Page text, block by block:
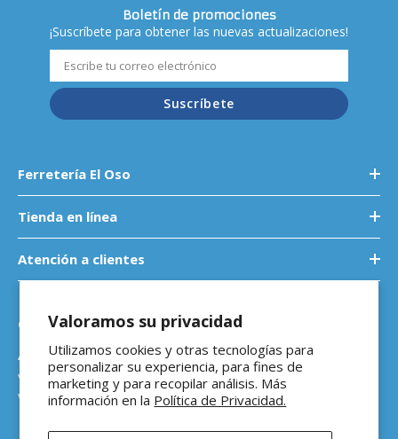
Valoramos su privacidad
Utilizamos cookies y otras tecnologías para
personalizar su experiencia, para fines de
marketing y para recopilar análisis. Más
información en la Política de Privacidad.
Boletín de promociones
¡Suscríbete para obtener las nuevas actualizaciones!
Suscríbete
Ferretería El Oso
Tienda en línea
Atención a clientes
Contáctanos
Atención a empresas
ventasb2b@ferreteriaeloso.mx
WhatsApp: 464 205 4992